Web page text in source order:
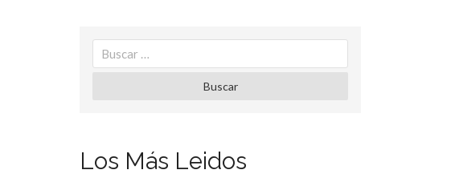
Search
for:
Buscar
Los Más Leidos